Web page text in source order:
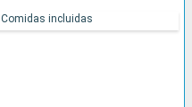
Comidas incluidas